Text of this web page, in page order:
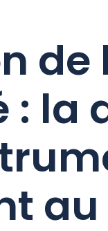
de
: la
au